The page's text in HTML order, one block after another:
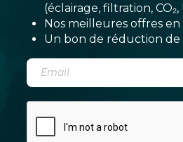
(éclairage, filtration,
Nos meilleures offres
Un bon de réduction